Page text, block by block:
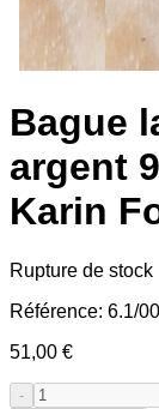
Bague
argent
Karin
Rupture de stock
Référence: 6.1/
51,00 €
-